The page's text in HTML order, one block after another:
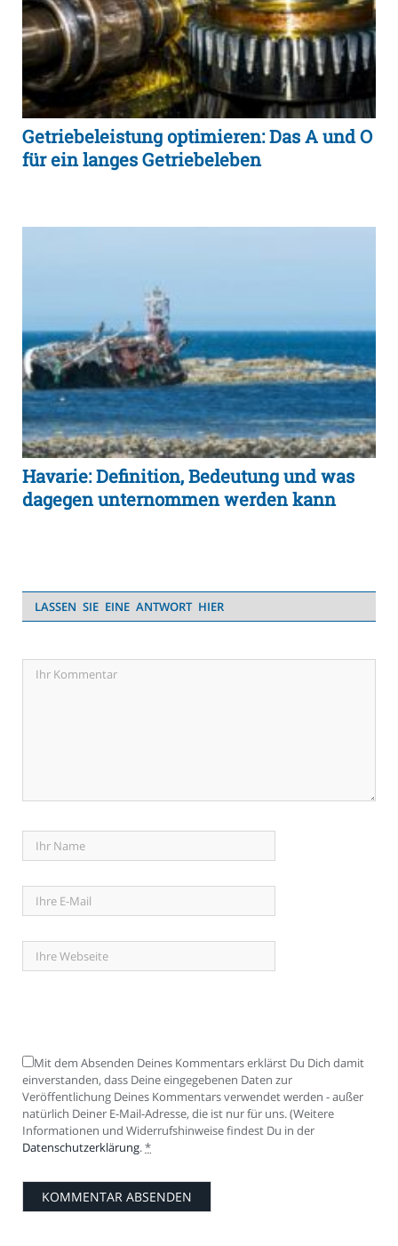
Getriebeleistung optimieren: Das A und O
für ein langes Getriebeleben
Havarie: Definition, Bedeutung und was
dagegen unternommen werden kann
LASSEN SIE EINE ANTWORT HIER
Mit dem Absenden Deines Kommentars erklärst Du Dich damit
einverstanden, dass Deine eingegebenen Daten zur
Veröffentlichung Deines Kommentars verwendet werden - außer
natürlich Deiner E-Mail-Adresse, die ist nur für uns. (Weitere
Informationen und Widerrufshinweise findest Du in der
Datenschutzerklärung.*